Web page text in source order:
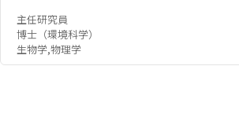
主任研究員
博士（環境科学）
生物学,物理学